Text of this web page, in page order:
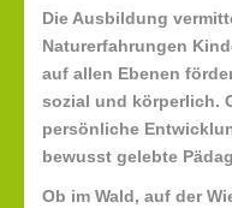
Die Ausbildung
Naturerfahrungen
auf allen Ebenen
sozial und körperlich.
persönliche
bewusst gelebte
Ob im Wald, auf der